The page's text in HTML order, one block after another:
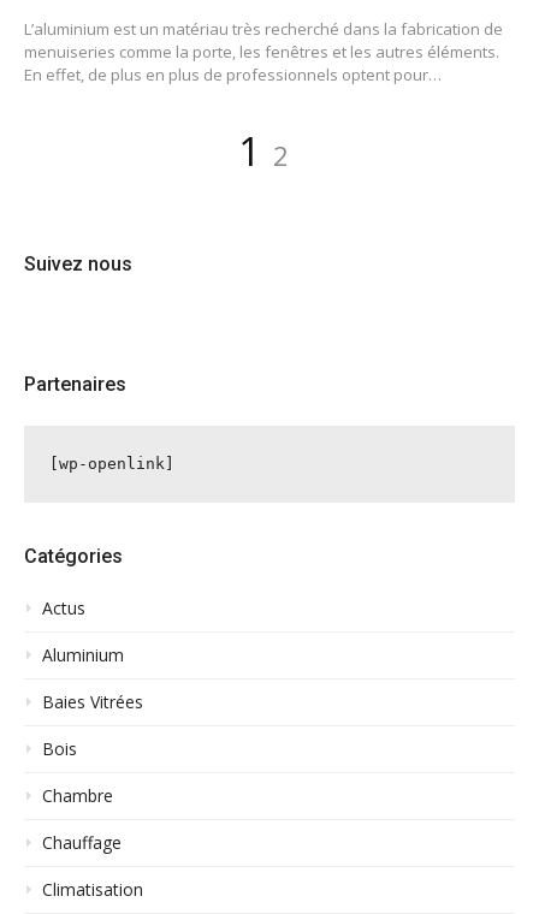
L’aluminium est un matériau très recherché dans la fabrication de
menuiseries comme la porte, les fenêtres et les autres éléments.
En effet, de plus en plus de professionnels optent pour…
Page
1 Page
2
Suivez nous
Partenaires
[wp-openlink]
Catégories
Actus
Aluminium
Baies Vitrées
Bois
Chambre
Chauffage
Climatisation